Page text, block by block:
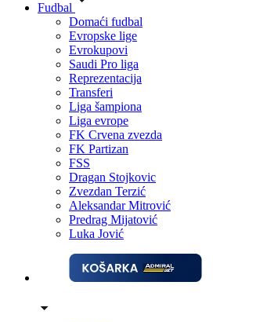
Fudbal
Domaći fudbal
Evropske lige
Evrokupovi
Saudi Pro liga
Reprezentacija
Transferi
Liga šampiona
Liga evrope
FK Crvena zvezda
FK Partizan
FSS
Dragan Stojkovic
Zvezdan Terzić
Aleksandar Mitrović
Predrag Mijatović
Luka Jović